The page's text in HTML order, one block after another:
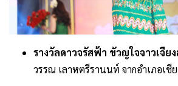
รางวัลดาวจรัสฟ้า ขัวญใจจาวเจีย
วรรณ เลาหตรีรานนท์ จากอำเภอเชี